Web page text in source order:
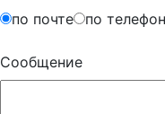
по почте
по
Сообщение